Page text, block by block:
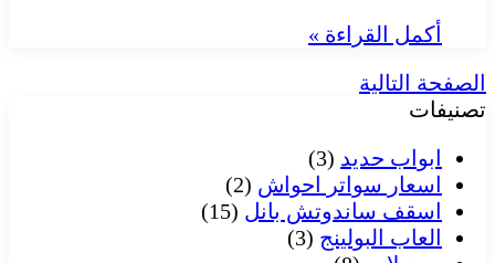
أكمل القراءة »
الصفحة التالية
تصنيفات
ابواب حديد (3)
اسعار سواتر احواش (2)
اسقف ساندوتش بانل (15)
العاب البولينج (3)